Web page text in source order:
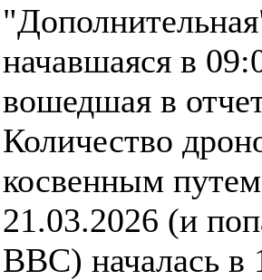
начавшаяся в
вошедшая в
Количество
косвенным
21.03.2026 (и
ВВС) началась в